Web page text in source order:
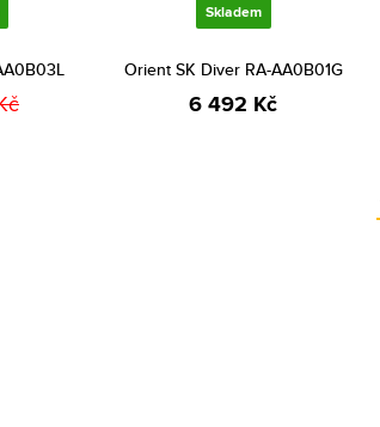
Skladem
Orient SK Diver RA-AA0B01G
6 492 Kč